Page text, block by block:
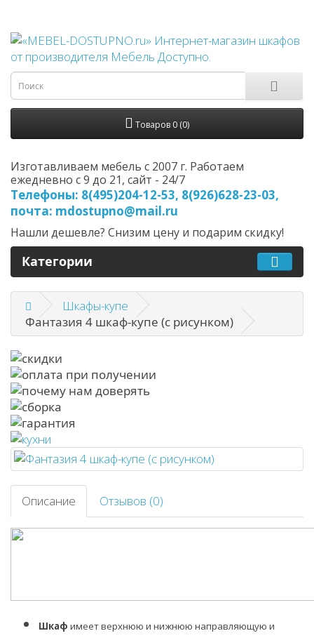
Товаров 0 (0)
Изготавливаем мебель с 2007 г. Работаем
ежедневно с 9 до 21, cайт - 24/7
Телефоны: 8(495)204-12-53, 8(926)628-23-03,
почта: mdostupno@mail.ru
Нашли дешевле? Снизим цену и подарим скидку!
Категории
Шкафы-купе
Фантазия 4 шкаф-купе (с рисунком)
Описание Отзывов (0)
Шкаф имеет верхнюю и нижнюю направляющую и